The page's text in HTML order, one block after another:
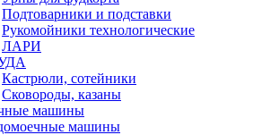
Подтоварники и подставки
Рукомойники технологические
ЛАРИ
Кастрюли, сотейники
Сковороды, казаны
машины
машины